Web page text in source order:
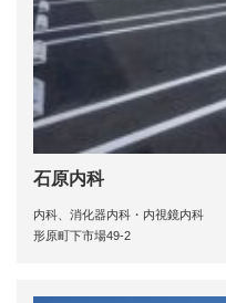
石原内科
内科、消化器内科・内視鏡内科
形原町下市場49-2